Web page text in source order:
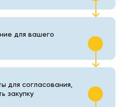
для вашего
для согласования,
закупку